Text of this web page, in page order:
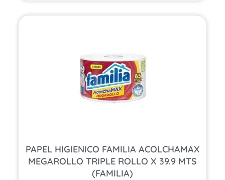
PAPEL HIGIENICO FAMILIA ACOLCHAMAX
MEGAROLLO TRIPLE ROLLO X 39.9 MTS
(FAMILIA)